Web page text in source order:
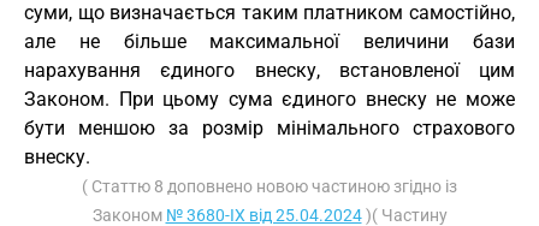
суми, що визначається таким платником самостійно,
але не більше максимальної величини бази
нарахування єдиного внеску, встановленої цим
Законом. При цьому сума єдиного внеску не може
бути меншою за розмір мінімального страхового
внеску.
( Статтю 8 доповнено новою частиною згідно із
Законом № 3680-IX від 25.04.2024)( Частину